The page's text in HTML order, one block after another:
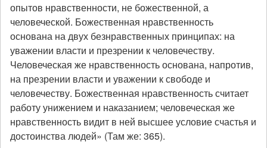
опытов нравственности, не божественной, а
человеческой. Божественная нравственность
основана на двух безнравственных принципах: на
уважении власти и презрении к человечеству.
Человеческая же нравственность основана, напротив,
на презрении власти и уважении к свободе и
человечеству. Божественная нравственность считает
работу унижением и наказанием; человеческая же
нравственность видит в ней высшее условие счастья и
достоинства людей» (Там же: 365).